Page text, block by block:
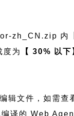
zh_CN.zip 内
度为
【 30% 以下
文件，如需查
的 Web